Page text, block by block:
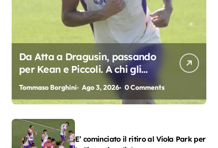
Da Atta a Dragusin, passando
per Kean e Piccoli. A chi gli
oscar del precampionato?
Tommaso Borghini Ago 3, 2026 0 Comments
E’ cominciato il ritiro al Viola Park per